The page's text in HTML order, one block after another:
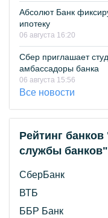
Абсолют Банк
ипотеку
06 августа 16:20
Сбер приглашает
амбассадоры банка
06 августа 15:56
Все новости
Рейтинг
службы банков"
СберБанк
ВТБ
ББР Банк